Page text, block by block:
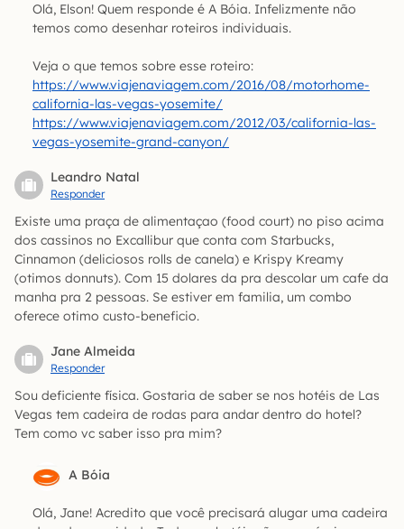
Olá, Elson! Quem responde é A Bóia. Infelizmente não
temos como desenhar roteiros individuais.
Veja o que temos sobre esse roteiro:
https://www.viajenaviagem.com/2016/08/motorhome-
california-las-vegas-yosemite/
https://www.viajenaviagem.com/2012/03/california-las-
vegas-yosemite-grand-canyon/
Leandro Natal
Responder
Existe uma praça de alimentaçao (food court) no piso acima
dos cassinos no Excallibur que conta com Starbucks,
Cinnamon (deliciosos rolls de canela) e Krispy Kreamy
(otimos donnuts). Com 15 dolares da pra descolar um cafe da
manha pra 2 pessoas. Se estiver em familia, um combo
oferece otimo custo-beneficio.
Jane Almeida
Responder
Sou deficiente física. Gostaria de saber se nos hotéis de Las
Vegas tem cadeira de rodas para andar dentro do hotel?
Tem como vc saber isso pra mim?
A Bóia
Olá, Jane! Acredito que você precisará alugar uma cadeira